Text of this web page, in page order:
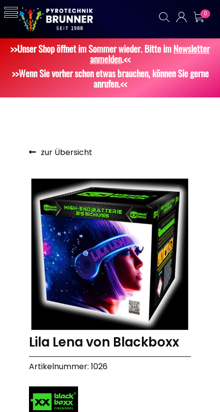
0
>>Unser Shop öffnet im Sommer wieder. Bitte imNewsletter
anmelden.<<
>>Wenn Sie vorher schon etwas brauchen, können Sie gerne
anrufen.<<
zur Übersicht
Lila Lena von Blackboxx
Artikelnummer: 1026